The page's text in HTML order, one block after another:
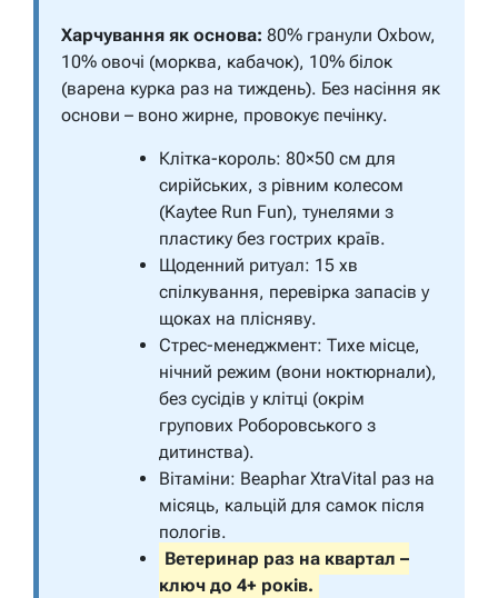
Харчування як основа: 80% гранули Oxbow,
10% овочі (морква, кабачок), 10% білок
(варена курка раз на тиждень). Без насіння як
основи – воно жирне, провокує печінку.
Клітка-король: 80×50 см для
сирійських, з рівним колесом
(Kaytee Run Fun), тунелями з
пластику без гострих країв.
Щоденний ритуал: 15 хв
спілкування, перевірка запасів у
щоках на плісняву.
Стрес-менеджмент: Тихе місце,
нічний режим (вони ноктюрнали),
без сусідів у клітці (окрім
групових Роборовського з
дитинства).
Вітаміни: Beaphar XtraVital раз на
місяць, кальцій для самок після
пологів.
Ветеринар раз на квартал –
ключ до 4+ років.